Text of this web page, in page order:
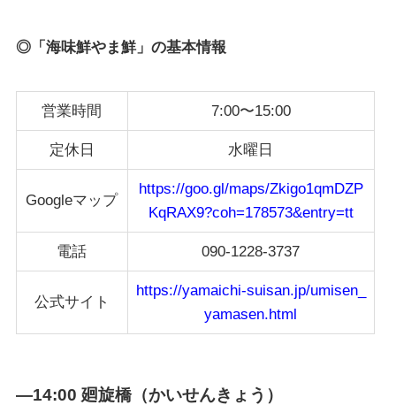
◎「海味鮮やま鮮」の基本情報
営業時間 7:00〜15:00
定休日 水曜日
Googleマップ
https://goo.gl/maps/Zkigo1qmDZP
KqRAX9?coh=178573&entry=tt
電話 090-1228-3737
公式サイト
https://yamaichi-suisan.jp/umisen_
yamasen.html
—14:00 廻旋橋（かいせんきょう）